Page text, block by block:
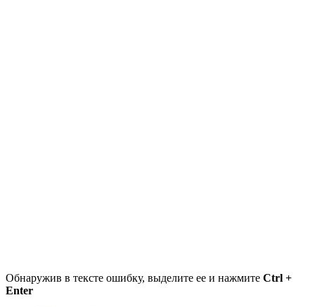
Обнаружив в тексте ошибку, выделите ее и нажмите Ctrl +
Enter